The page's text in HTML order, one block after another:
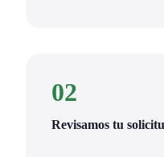
02
Revisamos tu